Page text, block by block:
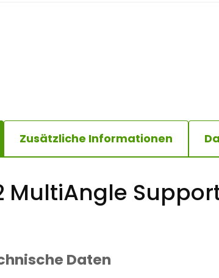
Zusätzliche Informationen
MultiAngle
Daten